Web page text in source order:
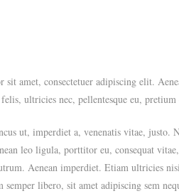
amet, consectetuer adipiscing elit.
ultricies nec, pellentesque eu,
ut, imperdiet a, venenatis vitae, justo.
leo ligula, porttitor eu, consequat
Aenean imperdiet. Etiam ultricies
semper libero, sit amet adipiscing sem